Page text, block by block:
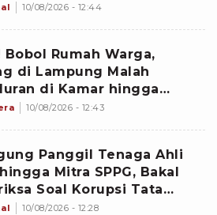
10/08/2026 - 12:44
Bobol Rumah Warga,
di Lampung Malah
di Kamar hingga
Warga
10/08/2026 - 12:43
Panggil Tenaga Ahli
Mitra SPPG, Bakal
Soal Korupsi Tata
MBG
10/08/2026 - 12:28